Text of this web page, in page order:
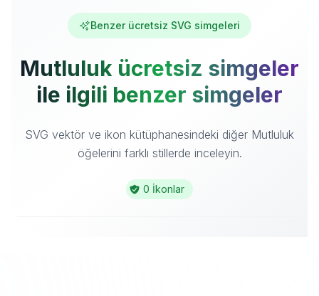
Benzer ücretsiz SVG simgeleri
Mutluluk ücretsiz simgeler
ile ilgili benzer simgeler
SVG vektör ve ikon kütüphanesindeki diğer Mutluluk
öğelerini farklı stillerde inceleyin.
0 İkonlar